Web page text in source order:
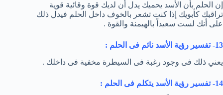
إن الحلم بأن الأسد يحميك يدل أن لديك قوة وقائية قوية
تراقبك كأبويك إذا كنت تشعر بالخوف داخل الحلم فيدل ذلك
على أنك لست سعيداً بالهيمنة والقوة .
13- تفسير رؤية الأسد نائم فى الحلم :
يعني ذلك فى وجود رغبة فى السيطرة مخفية فى داخلك .
14- تفسير رؤية الأسد يتكلم فى الحلم :